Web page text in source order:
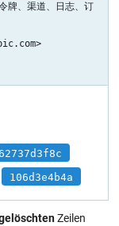
牌、渠道、日志、订
106d3e4b4a
Zeilen